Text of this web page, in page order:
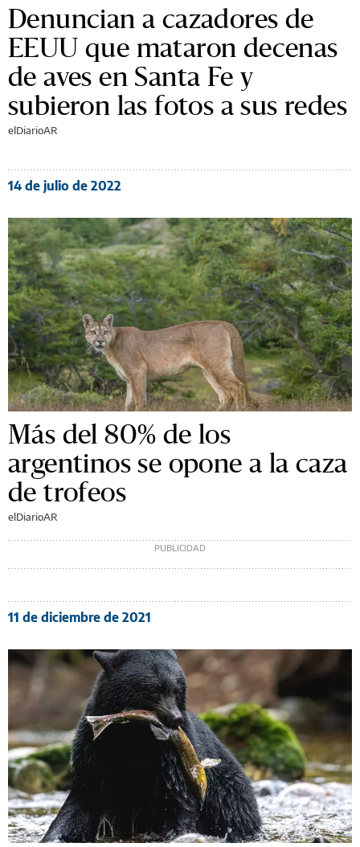
Denuncian a cazadores de
EEUU que mataron decenas
de aves en Santa Fe y
subieron las fotos a sus redes
elDiarioAR
14 de julio de 2022
Más del 80% de los
argentinos se opone a la caza
de trofeos
elDiarioAR
11 de diciembre de 2021